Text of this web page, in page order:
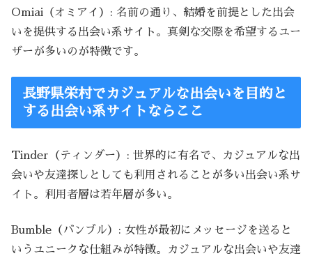
Omiai（オミアイ）: 名前の通り、結婚を前提とした出会
いを提供する出会い系サイト。真剣な交際を希望するユー
ザーが多いのが特徴です。
長野県栄村でカジュアルな出会いを目的と
する出会い系サイトならここ
Tinder（ティンダー）: 世界的に有名で、カジュアルな出
会いや友達探しとしても利用されることが多い出会い系サ
イト。利用者層は若年層が多い。
Bumble（バンブル）: 女性が最初にメッセージを送ると
いうユニークな仕組みが特徴。カジュアルな出会いや友達